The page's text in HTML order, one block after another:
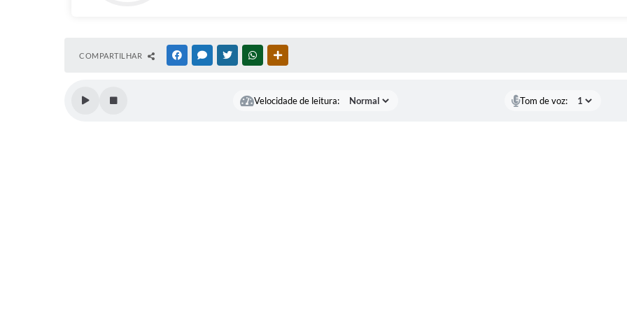
COMPARTILHAR FACEBOOKMESSENGER
TWITTERWHATSAPP
Velocidade de leitura: Tom de voz: